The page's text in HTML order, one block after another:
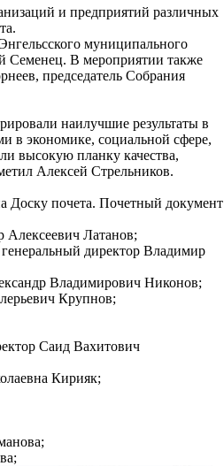
и предприятий различных
муниципального
Семенец. В мероприятии также
председатель Собрания
наилучшие результаты в
в экономике, социальной сфере,
высокую планку качества,
Алексей Стрельников.
Доску почета. Почетный документ
Алексеевич Латанов;
директор Владимир
Владимирович Никонов;
Крупнов;
Саид Вахитович
Кирияк;